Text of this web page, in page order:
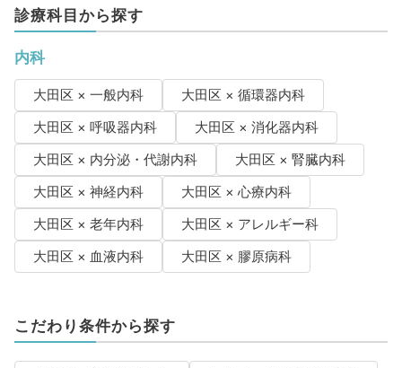
診療科目から探す
内科
大田区 × 一般内科
大田区 × 循環器内科
大田区 × 呼吸器内科
大田区 × 消化器内科
大田区 × 内分泌・代謝内科
大田区 × 腎臓内科
大田区 × 神経内科
大田区 × 心療内科
大田区 × 老年内科
大田区 × アレルギー科
大田区 × 血液内科
大田区 × 膠原病科
こだわり条件から探す